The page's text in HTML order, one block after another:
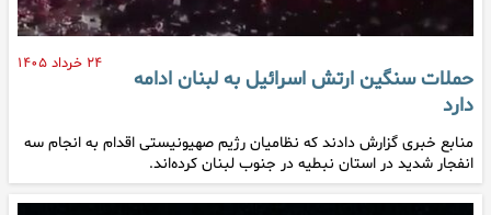
۲۴ خرداد ۱۴۰۵
حملات سنگین ارتش اسرائیل به لبنان ادامه
دارد
منابع خبری گزارش دادند که نظامیان رژیم صهیونیستی اقدام به انجام سه
انفجار شدید در استان نبطیه در جنوب لبنان کرده‌اند.